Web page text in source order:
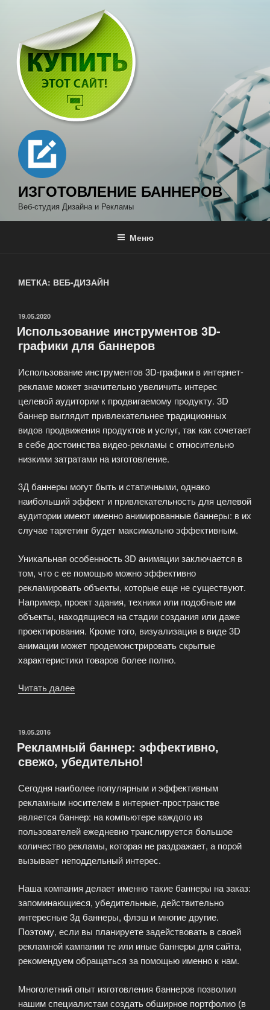
содержимому
ИЗГОТОВЛЕНИЕ БАННЕРОВ
Веб-студия Дизайна и Рекламы
Меню
МЕТКА: ВЕБ-ДИЗАЙН
ОПУБЛИКОВАНО
19.05.2020
Использование инструментов 3D-
графики для баннеров
Использование инструментов 3D-графики в интернет-
рекламе может значительно увеличить интерес
целевой аудитории к продвигаемому продукту. 3D
баннер выглядит привлекательнее традиционных
видов продвижения продуктов и услуг, так как сочетает
в себе достоинства видео-рекламы с относительно
низкими затратами на изготовление.
3Д баннеры могут быть и статичными, однако
наибольший эффект и привлекательность для целевой
аудитории имеют именно анимированные баннеры: в их
случае таргетинг будет максимально эффективным.
Уникальная особенность 3D анимации заключается в
том, что с ее помощью можно эффективно
рекламировать объекты, которые еще не существуют.
Например, проект здания, техники или подобные им
объекты, находящиеся на стадии создания или даже
проектирования. Кроме того, визуализация в виде 3D
анимации может продемонстрировать скрытые
характеристики товаров более полно.
Читать далее
для
баннеров»
ОПУБЛИКОВАНО
19.05.2016
Рекламный баннер: эффективно,
свежо, убедительно!
Сегодня наиболее популярным и эффективным
рекламным носителем в интернет-пространстве
является баннер: на компьютере каждого из
пользователей ежедневно транслируется большое
количество рекламы, которая не раздражает, а порой
вызывает неподдельный интерес.
Наша компания делает именно такие баннеры на заказ:
запоминающиеся, убедительные, действительно
интересные 3д баннеры, флэш и многие другие.
Поэтому, если вы планируете задействовать в своей
рекламной кампании те или иные баннеры для сайта,
рекомендуем обращаться за помощью именно к нам.
Многолетний опыт изготовления баннеров позволил
нашим специалистам создать обширное портфолио (в